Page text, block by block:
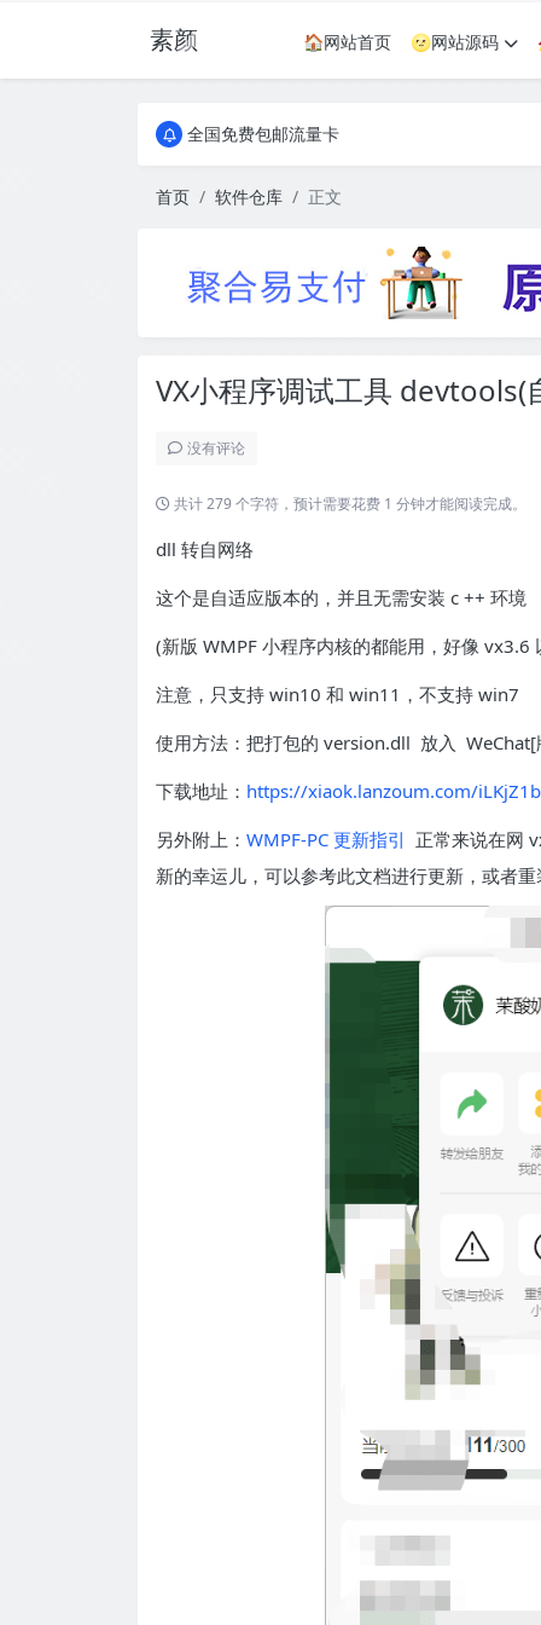
素颜 🏠网站首页 🌝网站源码
全国免费包邮流量卡
全国免费包邮流量卡
首页
软件仓库 正文
VX小程序调试工具 devtools(
没有评论
共计 279 个字符，预计需要花费 1 分钟才能阅读完成。
dll 转自网络
这个是自适应版本的，并且无需安装 c ++ 环境
(新版 WMPF 小程序内核的都能用，好像
注意，只支持 win10 和 win11，不支持 win7
使用方法：把打包的 version.dll 放入
下载地址： https://xiaok.lanzoum.com/
另外附上： WMPF-PC 更新指引 正常来说在网
新的幸运儿，可以参考此文档进行更新，或者